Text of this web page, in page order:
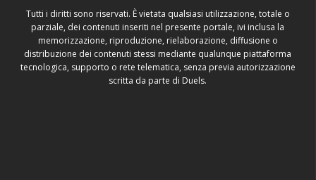
Tutti i diritti sono riservati. È vietata qualsiasi utilizzazione, totale o
parziale, dei contenuti inseriti nel presente portale, ivi inclusa la
memorizzazione, riproduzione, rielaborazione, diffusione o
distribuzione dei contenuti stessi mediante qualunque piattaforma
tecnologica, supporto o rete telematica, senza previa autorizzazione
scritta da parte di Duels.